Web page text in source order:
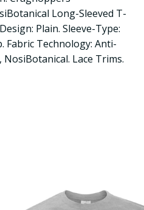
Long-Sleeved T-
Plain. Sleeve-Type:
Fabric Technology: Anti-
Lace Trims.